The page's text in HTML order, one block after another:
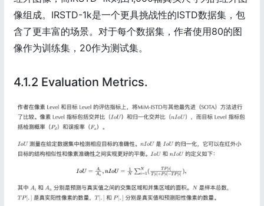
像组成。IRSTD-1k是一个更具挑战性的ISTD数据集，包
含了更丰富的场景。对于每个数据集，作者使用80的图
像作为训练集，20作为测试集。
4.1.2 Evaluation Metrics.